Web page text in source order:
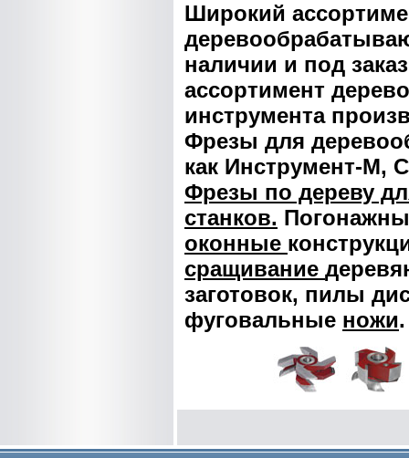
Широкий
наличии и под
ассортимент
инструмента
Фрезы для
как Инструмент-М,
Фрезы по дереву
станков.
оконные
сращивание
заготовок, пилы
фуговальные ножи.